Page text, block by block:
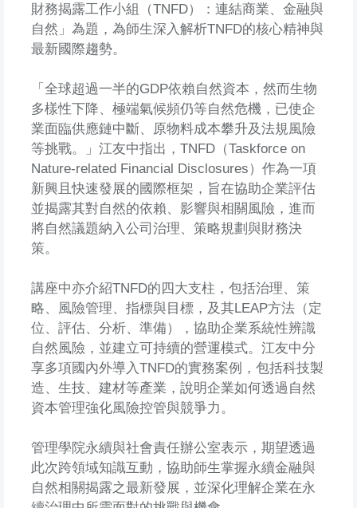
財務揭露工作小組（TNFD）：連結商業、金融與
自然」為題，為師生深入解析TNFD的核心精神與
最新國際趨勢。
「全球超過一半的GDP依賴自然資本，然而生物
多樣性下降、極端氣候頻仍等自然危機，已使企
業面臨供應鏈中斷、原物料成本攀升及法規風險
等挑戰。」江友中指出，TNFD（Taskforce on
Nature-related Financial Disclosures）作為一項
新興且快速發展的國際框架，旨在協助企業評估
並揭露其對自然的依賴、影響與相關風險，進而
將自然議題納入公司治理、策略規劃與財務決
策。
講座中亦介紹TNFD的四大支柱，包括治理、策
略、風險管理、指標與目標，及其LEAP方法（定
位、評估、分析、準備），協助企業系統性辨識
自然風險，並建立可持續的營運模式。江友中分
享多項國內外導入TNFD的實務案例，包括科技製
造、生技、建材等產業，說明企業如何透過自然
資本管理強化風險控管與競爭力。
管理學院永續與社會責任辦公室表示，期望透過
此次跨領域知識互動，協助師生掌握永續金融與
自然相關揭露之最新發展，並深化理解企業在永